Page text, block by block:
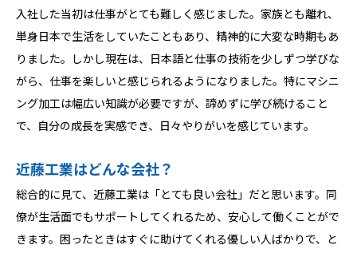
入社した当初は仕事がとても難しく感じました。家族とも離れ、
単身日本で生活をしていたこともあり、精神的に大変な時期もあ
りました。しかし現在は、日本語と仕事の技術を少しずつ学びな
がら、仕事を楽しいと感じられるようになりました。特にマシニ
ング加工は幅広い知識が必要ですが、諦めずに学び続けること
で、自分の成長を実感でき、日々やりがいを感じています。
近藤工業はどんな会社？
総合的に見て、近藤工業は「とても良い会社」だと思います。同
僚が生活面でもサポートしてくれるため、安心して働くことがで
きます。困ったときはすぐに助けてくれる優しい人ばかりで、と